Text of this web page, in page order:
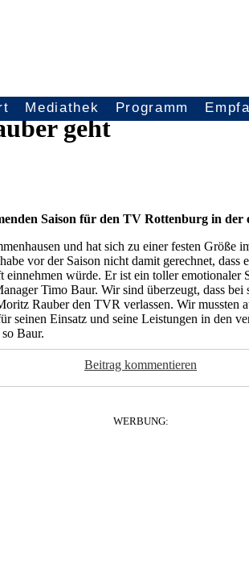
Mediathek Programm
geht
Saison für den TV Rottenburg in der
und hat sich zu einer festen Größe
vor der Saison nicht damit gerechnet, dass
würde. Er ist ein toller
Timo Baur. Wir sind überzeugt, dass
Rauber den TVR verlassen. Wir mussten
seinen Einsatz und seine Leistungen in den
Baur.
Beitrag kommentieren
WERBUNG: